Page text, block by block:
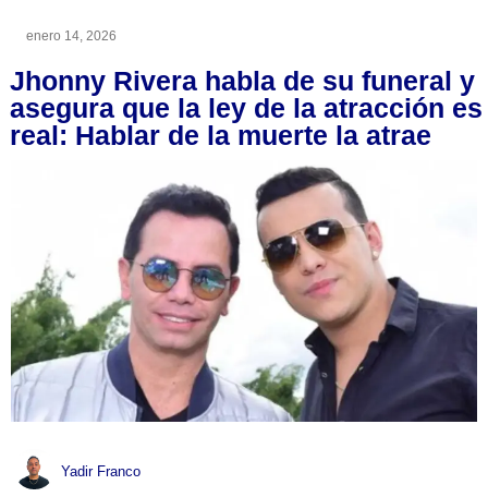
enero 14, 2026
Jhonny Rivera habla de su funeral y
asegura que la ley de la atracción es
real: Hablar de la muerte la atrae
Yadir Franco